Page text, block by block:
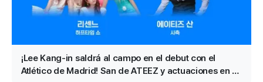
¡Lee Kang-in saldrá al campo en el debut con el
Atlético de Madrid! San de ATEEZ y actuaciones en el